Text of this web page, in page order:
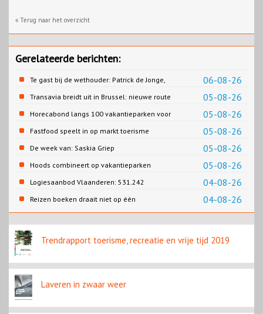
« Terug naar het overzicht
Gerelateerde berichten:
06-08-26
Te gast bij de wethouder: Patrick de Jonge,
Gemeente Emmen
05-08-26
Transavia breidt uit in Brussel: nieuwe route
naar Porto
05-08-26
Horecabond langs 100 vakantieparken voor
Cao-recreatie
05-08-26
Fastfood speelt in op markt toerisme
05-08-26
De week van: Saskia Griep
05-08-26
Hoods combineert op vakantieparken
recreatie en wonen
04-08-26
Logiesaanbod Vlaanderen: 531.242
slaapplaatsen
04-08-26
Reizen boeken draait niet op één
contentbron
Trendrapport toerisme, recreatie en vrije tijd 2019
Laveren in zwaar weer